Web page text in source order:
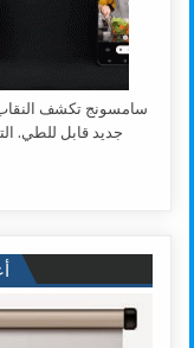
سامسونج تكشف
جديد قابل للطي.